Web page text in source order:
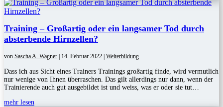
Training – Großartig oder ein langsamer Tod durch
absterbende Hirnzellen?
von Sascha A. Wagner 14. Februar 2022 Weiterbildung
Dass ich aus Sicht eines Trainers Trainings großartig finde, wird vermutlich
nur wenige von Ihnen überraschen. Das gilt allerdings nur dann, wenn der
Trainierende auch gut ausgebildet ist und weiss, was er oder sie tut…
mehr lesen